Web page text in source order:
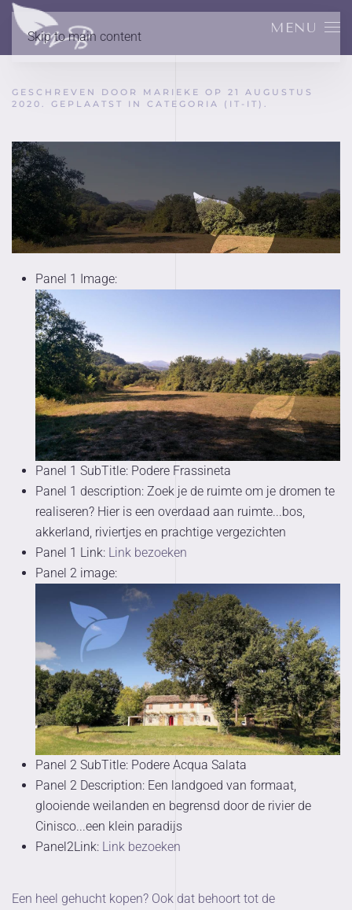
Skip to main content
MENU
GESCHREVEN DOOR MARIEKE OP 21 AUGUSTUS
2020 . GEPLAATST IN CATEGORIA (IT-IT) .
Panel 1 Image:
Panel 1 SubTitle: Podere Frassineta
Panel 1 description: Zoek je de ruimte om je dromen te
realiseren? Hier is een overdaad aan ruimte...bos,
akkerland, riviertjes en prachtige vergezichten
Panel 1 Link: Link bezoeken
Panel 2 image:
Panel 2 SubTitle: Podere Acqua Salata
Panel 2 Description: Een landgoed van formaat,
glooiende weilanden en begrensd door de rivier de
Cinisco...een klein paradijs
Panel2Link: Link bezoeken
Een heel gehucht kopen? Ook dat behoort tot de